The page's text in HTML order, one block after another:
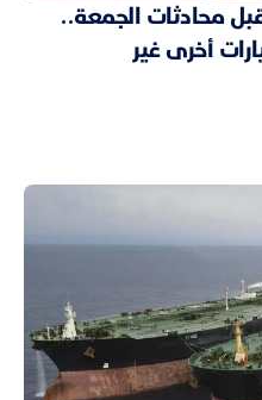
محادثات الجمعة..
أخرى غير